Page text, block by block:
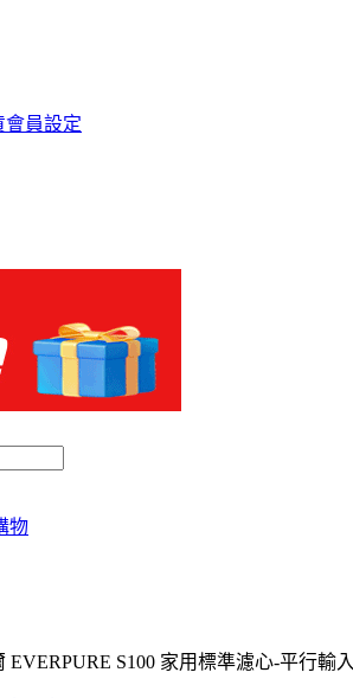
會員設定
物
EVERPURE S100 家用標準濾心-平行輸入